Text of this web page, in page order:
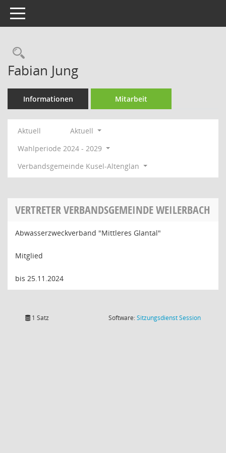
Toggle navigation
Rechercheauswahl
Fabian Jung
Informationen Mitarbeit
Aktuell
Aktuell
Wahlperiode 2024 - 2029
Verbandsgemeinde Kusel-Altenglan
VERTRETER VERBANDSGEMEINDE WEILERBACH
Abwasserzweckverband "Mittleres Glantal"
Mitglied
bis 25.11.2024
1 Satz Software:SitzungsdienstSession(Wird in